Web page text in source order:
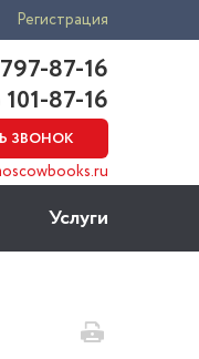
Регистрация
87-16
87-16
ЗВОНОК
Услуги